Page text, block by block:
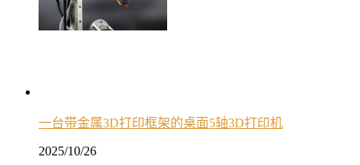
一台带金属3D打印框架的桌面5轴3D打印机
2025/10/26